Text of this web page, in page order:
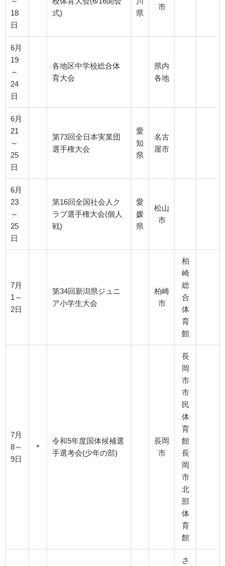
18
日
式)
県
市
6月
19
～
24
日
各地区中学校総合体
育大会
県内
各地
6月
21
～
25
日
第73回全日本実業団
選手権大会
愛
知
県
名古
屋市
6月
23
～
25
日
第16回全国社会人ク
ラブ選手権大会(個人
戦)
愛
媛
県
松山
市
7月
1～
2日
第34回新潟県ジュニ
ア小学生大会
柏崎
市
柏
崎
総
合
体
育
館
7月
8～
9日
＊
令和5年度国体候補選
手選考会(少年の部)
長岡
市
長
岡
市
市
民
体
育
館
長
岡
市
北
部
体
育
館
さ